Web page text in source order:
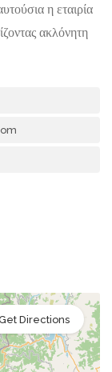
η εταιρία
ακλόνητη
Directions